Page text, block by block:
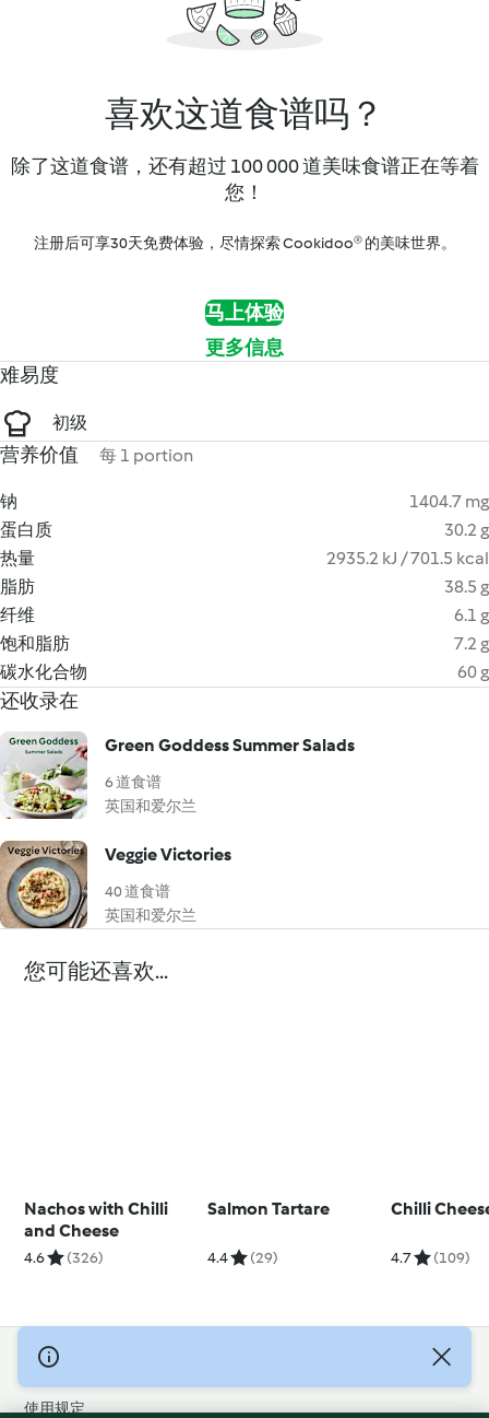
喜欢这道食谱吗？
除了这道食谱，还有超过 100 000 道美味食谱正在等着
您！
注册后可享30天免费体验，尽情探索 Cookidoo® 的美味世界。
马上体验
更多信息
难易度
初级
营养价值 每 1 portion
钠
1404.7 mg
蛋白质
30.2 g
热量
2935.2 kJ / 701.5 kcal
脂肪
38.5 g
纤维
6.1 g
饱和脂肪
7.2 g
碳水化合物
60 g
还收录在
Green Goddess Summer Salads
6 道食谱
英国和爱尔兰
Veggie Victories
40 道食谱
英国和爱尔兰
您可能还喜欢...
Nachos with Chilli
and Cheese
4.6 (326)
Salmon Tartare
4.4 (29)
Chilli
4.7 (109)
© 版权 2026
使用规定